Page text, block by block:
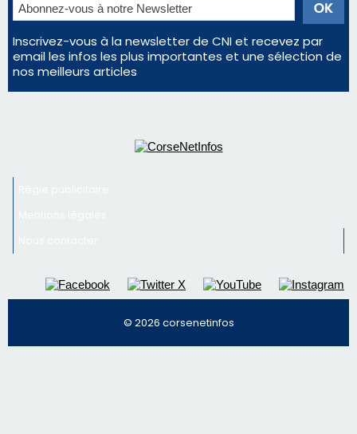
Régie publicitaire
Mentions légales
Nous contacter